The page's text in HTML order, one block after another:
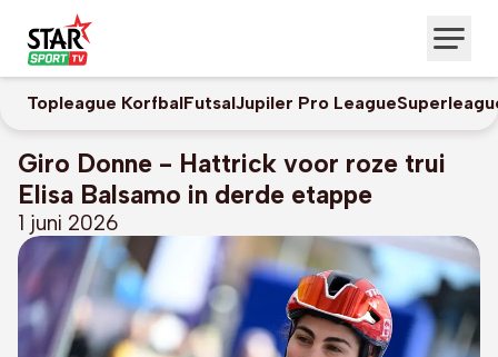
Topleague KorfbalFutsalJupiler Pro League
Giro Donne - Hattrick voor roze trui
Elisa Balsamo in derde etappe
1 juni 2026